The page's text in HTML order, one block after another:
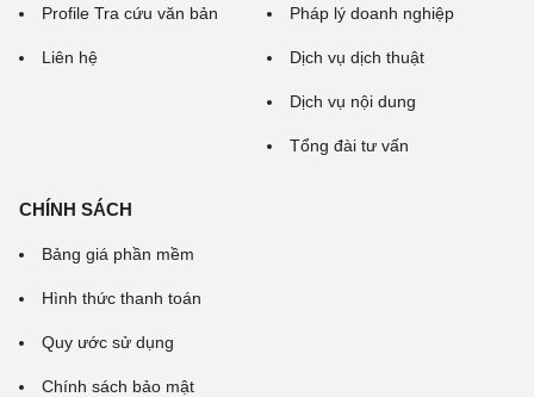
Profile Tra cứu văn bản
Liên hệ
Pháp lý doanh nghiệp
Dịch vụ dịch thuật
Dịch vụ nội dung
Tổng đài tư vấn
CHÍNH SÁCH
Bảng giá phần mềm
Hình thức thanh toán
Quy ước sử dụng
Chính sách bảo mật